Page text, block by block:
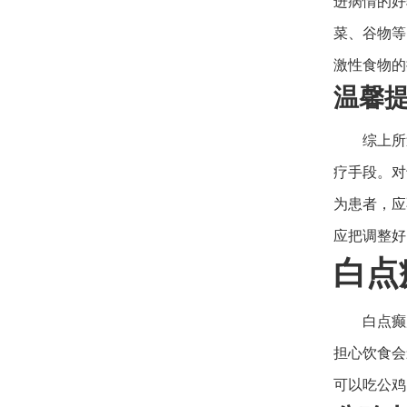
菜、谷物
激性食物
温馨
综上
疗手段。
为患者，
应把调整
白
白点
担心饮食
可以吃公